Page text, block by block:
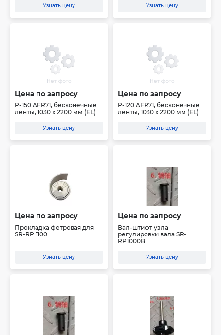
Узнать цену Узнать цену
Цена по запросу
P-150 AFR71, бесконечные
ленты, 1030 х 2200 мм (EL)
Узнать цену
Цена по запросу
P-120 AFR71, бесконечные
ленты, 1030 х 2200 мм (EL)
Узнать цену
Цена по запросу
Прокладка фетровая для
SR-RP 1100
Узнать цену
Цена по запросу
Вал-штифт узла
регулировки вала SR-
RP1000B
Узнать цену